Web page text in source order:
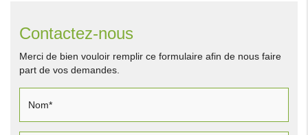
Contactez-nous
Merci de bien vouloir remplir ce formulaire afin de nous faire
part de vos demandes.